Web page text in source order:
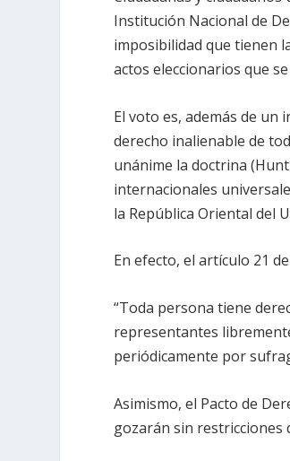
Institución Nacional de
imposibilidad que tienen
actos eleccionarios que
El voto es, además de
derecho inalienable de
unánime la doctrina
internacionales
la República Oriental del
En efecto, el artículo 21
“Toda persona tiene
representantes
periódicamente por
Asimismo, el Pacto de
gozarán sin restricciones